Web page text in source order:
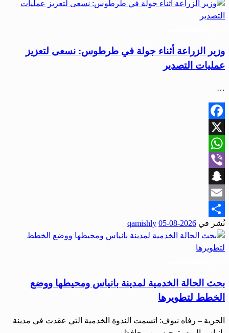
وزير الزراعة أثناء جولة في طرطوس: نسعى لتعزيز
عمليات التصدير
…
Facebook
X
WhatsApp
Viber
Snapchat
Email
Share
نُشر في 2026-08-05
qamishly
بحث الحالة الخدمية لمدينة بانياس ومحيطها ووضع
الخطط لتطويرها
الحرية – رفاه نيوف: اتسمت الندوة الخدمية التي عقدت في مدينة